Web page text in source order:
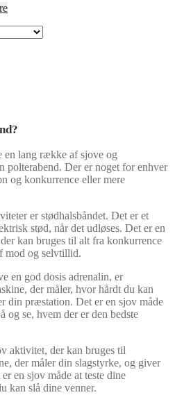
lang række af sjove og
polterabend. Der er noget for enhver
og konkurrence eller mere
er stødhalsbåndet. Det er et
stød, når det udløses. Det er en
kan bruges til alt fra konkurrence
mod og selvtillid.
en god dosis adrenalin, er
der måler, hvor hårdt du kan
din præstation. Det er en sjov måde
og se, hvem der er den bedste
aktivitet, der kan bruges til
der måler din slagstyrke, og giver
en sjov måde at teste dine
kan slå dine venner.